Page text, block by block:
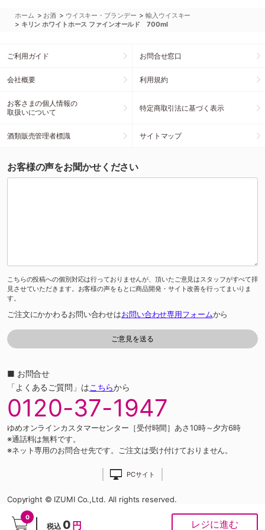
0
税込 0 円 レジに進む
ホーム > お酒 > ウイスキー・ブランデー >輸入ウイスキー
> キリン ホワイトホース ファインオールド 700ml
ご利用ガイド お問合せ窓口
会社概要 利用規約
お客さまの個人情報の
取扱いについて
特定商取引法に基づく表示
酒類販売管理者標識 サイトマップ
お客様の声をお聞かせください
こちらの投稿への個別対応は行っておりませんが、頂いたご意見はスタッフがすべて拝
見させていただきます。お客様の声をもとに商品開発・サイト改善を行ってまいりま
す。
ご注文にかかわるお問い合わせはお問い合わせ専用フォームから
■ お問合せ
「よくあるご質問」はこちらから
0120-37-1947
ゆめオンラインカスタマーセンター［受付時間］あさ10時～夕方6時
※通話料は無料です。
※ネット専用のお問合せ先です。ご注文は受け付けておりません。
PCサイト
Copyright © IZUMI Co.,Ltd. All rights reserved.